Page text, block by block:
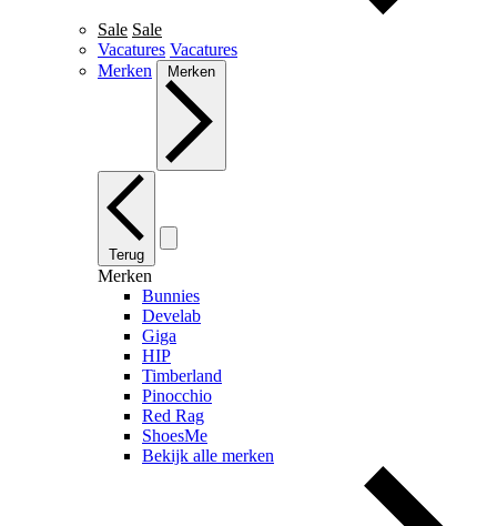
Sale Sale
Vacatures Vacatures
Merken
Merken
Terug
Merken
Bunnies
Develab
Giga
HIP
Timberland
Pinocchio
Red Rag
ShoesMe
Bekijk alle merken